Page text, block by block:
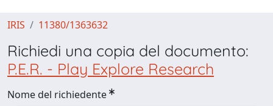
IRIS 11380/1363632
Richiedi una copia del documento:
P.E.R. - Play Explore Research
Nome del richiedente